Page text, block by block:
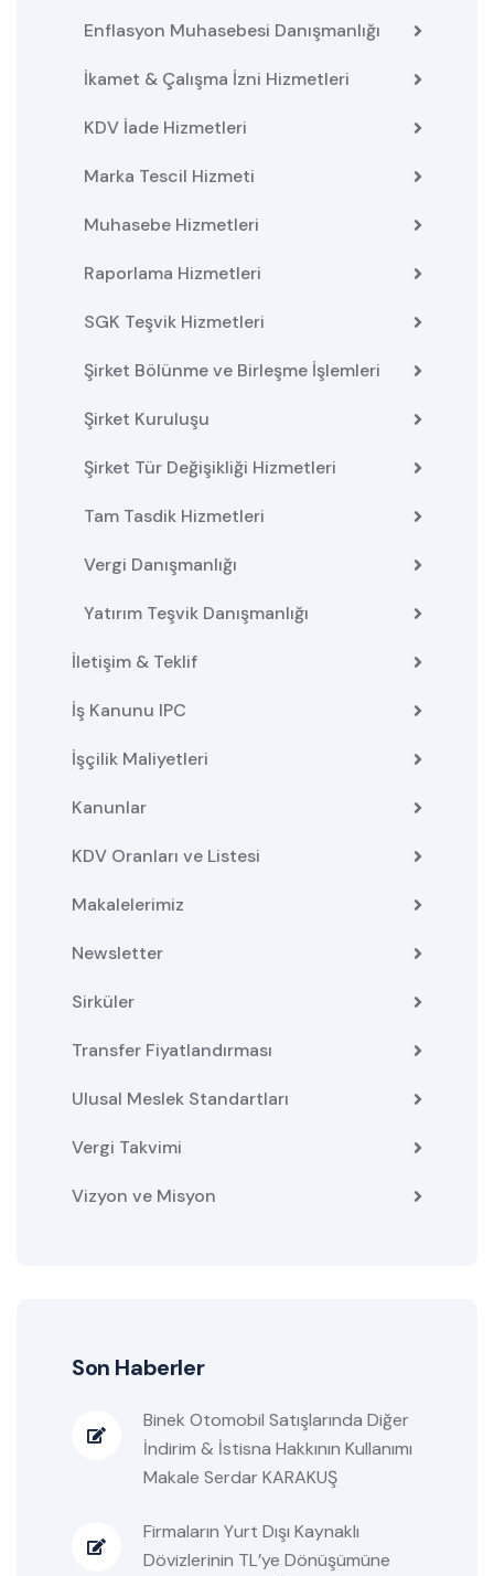
Enflasyon Muhasebesi Danışmanlığı
İkamet & Çalışma İzni Hizmetleri
KDV İade Hizmetleri
Marka Tescil Hizmeti
Muhasebe Hizmetleri
Raporlama Hizmetleri
SGK Teşvik Hizmetleri
Şirket Bölünme ve Birleşme İşlemleri
Şirket Kuruluşu
Şirket Tür Değişikliği Hizmetleri
Tam Tasdik Hizmetleri
Vergi Danışmanlığı
Yatırım Teşvik Danışmanlığı
İletişim & Teklif
İş Kanunu IPC
İşçilik Maliyetleri
Kanunlar
KDV Oranları ve Listesi
Makalelerimiz
Newsletter
Sirküler
Transfer Fiyatlandırması
Ulusal Meslek Standartları
Vergi Takvimi
Vizyon ve Misyon
Son Haberler
Binek Otomobil Satışlarında Diğer
İndirim & İstisna Hakkının Kullanımı
Makale Serdar KARAKUŞ
Firmaların Yurt Dışı Kaynaklı
Dövizlerinin TL’ye Dönüşümüne